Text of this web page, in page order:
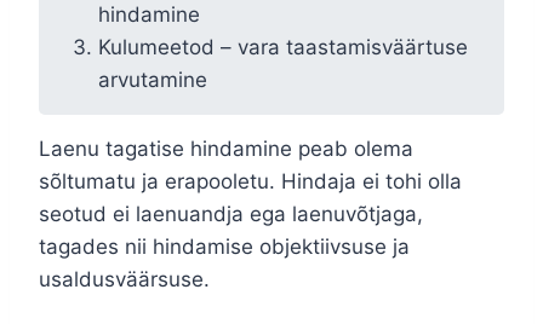
hindamine
Kulumeetod – vara taastamisväärtuse
arvutamine
Laenu tagatise hindamine peab olema
sõltumatu ja erapooletu. Hindaja ei tohi olla
seotud ei laenuandja ega laenuvõtjaga,
tagades nii hindamise objektiivsuse ja
usaldusväärsuse.